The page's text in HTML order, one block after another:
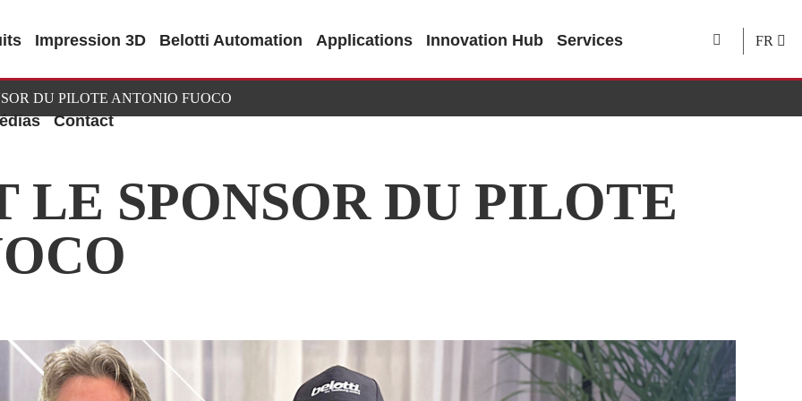
Impression 3D Belotti Automation Applications Innovation Hub Services
Contact
FR
DU PILOTE ANTONIO FUOCO
LE SPONSOR DU PILOTE